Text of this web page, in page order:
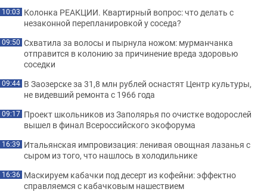
10:03 Колонка РЕАКЦИИ. Квартирный вопрос: что делать с
незаконной перепланировкой у соседа?
09:50 Схватила за волосы и пырнула ножом: мурманчанка
отправится в колонию за причинение вреда здоровью
соседки
09:44 В Заозерске за 31,8 млн рублей оснастят Центр культуры,
не видевший ремонта с 1966 года
09:17 Проект школьников из Заполярья по очистке водорослей
вышел в финал Всероссийского экофорума
16:39 Итальянская импровизация: ленивая овощная лазанья с
сыром из того, что нашлось в холодильнике
16:36 Маскируем кабачки под десерт из кофейни: эффектно
справляемся с кабачковым нашествием